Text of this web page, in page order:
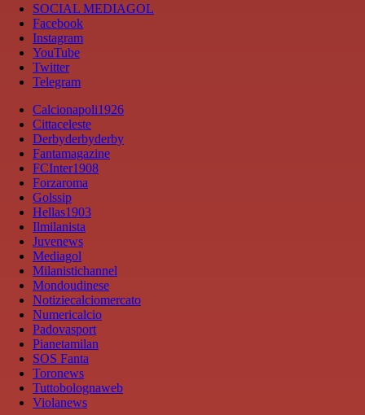
SOCIAL MEDIAGOL
Facebook
Instagram
YouTube
Twitter
Telegram
Calcionapoli1926
Cittaceleste
Derbyderbyderby
Fantamagazine
FCInter1908
Forzaroma
Golssip
Hellas1903
Ilmilanista
Juvenews
Mediagol
Milanistichannel
Mondoudinese
Notiziecalciomercato
Numericalcio
Padovasport
Pianetamilan
SOS Fanta
Toronews
Tuttobolognaweb
Violanews